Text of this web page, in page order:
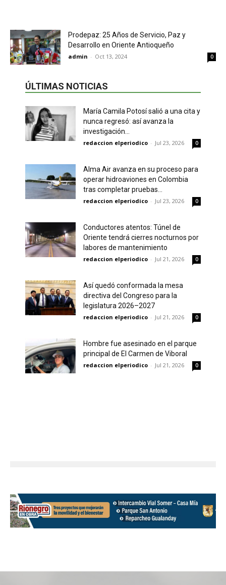
Prodepaz: 25 Años de Servicio, Paz y
Desarrollo en Oriente Antioqueño
admin - Oct 13, 2024 0
ÚLTIMAS NOTICIAS
María Camila Potosí salió a una cita y
nunca regresó: así avanza la
investigación...
redaccion elperiodico - Jul 23, 2026 0
Alma Air avanza en su proceso para
operar hidroaviones en Colombia
tras completar pruebas...
redaccion elperiodico - Jul 23, 2026 0
Conductores atentos: Túnel de
Oriente tendrá cierres nocturnos por
labores de mantenimiento
redaccion elperiodico - Jul 21, 2026 0
Así quedó conformada la mesa
directiva del Congreso para la
legislatura 2026–2027
redaccion elperiodico - Jul 21, 2026 0
Hombre fue asesinado en el parque
principal de El Carmen de Viboral
redaccion elperiodico - Jul 21, 2026 0